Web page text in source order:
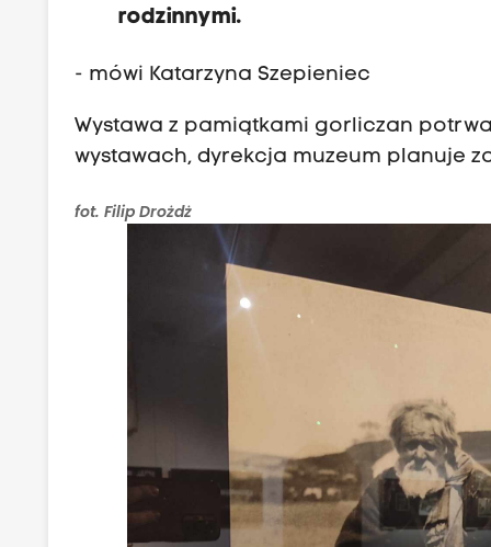
rodzinnymi.
- mówi Katarzyna Szepieniec
Wystawa z pamiątkami gorliczan potrwa
wystawach, dyrekcja muzeum planuje
fot. Filip Drożdż